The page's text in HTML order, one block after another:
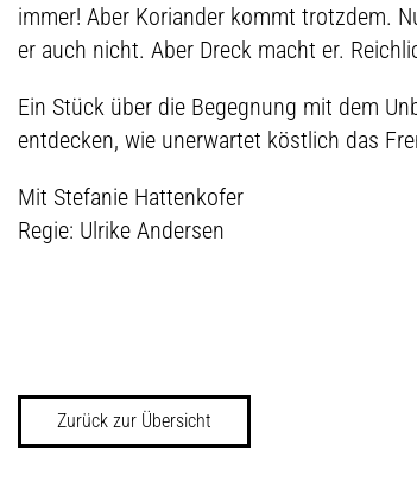
immer! Aber Koriander kommt trotzdem.
er auch nicht. Aber Dreck macht er.
Ein Stück über die Begegnung mit dem
entdecken, wie unerwartet köstlich das
Mit Stefanie Hattenkofer
Regie: Ulrike Andersen
Zurück zur Übersicht